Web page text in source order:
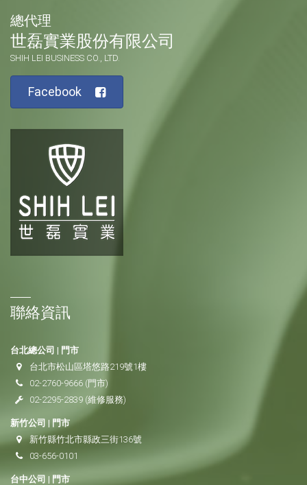
總代理
世磊實業股份有限公司
SHIH LEI BUSINESS CO., LTD.
Facebook
聯絡資訊
台北總公司 | 門市
台北市松山區塔悠路219號1樓
02-2760-9666 (門市)
02-2295-2839 (維修服務)
新竹公司 | 門市
新竹縣竹北市縣政三街136號
03-656-0101
台中公司 | 門市